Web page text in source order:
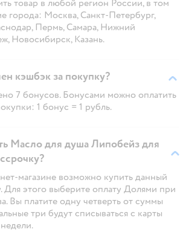
товар в любой регион России, в том
города: Москва, Санкт-Петербург,
Пермь, Самара, Нижний
Новосибирск, Казань.
кэшбэк за покупку?
7 бонусов. Бонусами можно оплатить
1 бонус = 1 рубль.
Масло для душа Липобейз для
магазине возможно купить данный
Для этого выберите оплату Долями при
Вы платите одну четверть от суммы
три будут списываться с карты